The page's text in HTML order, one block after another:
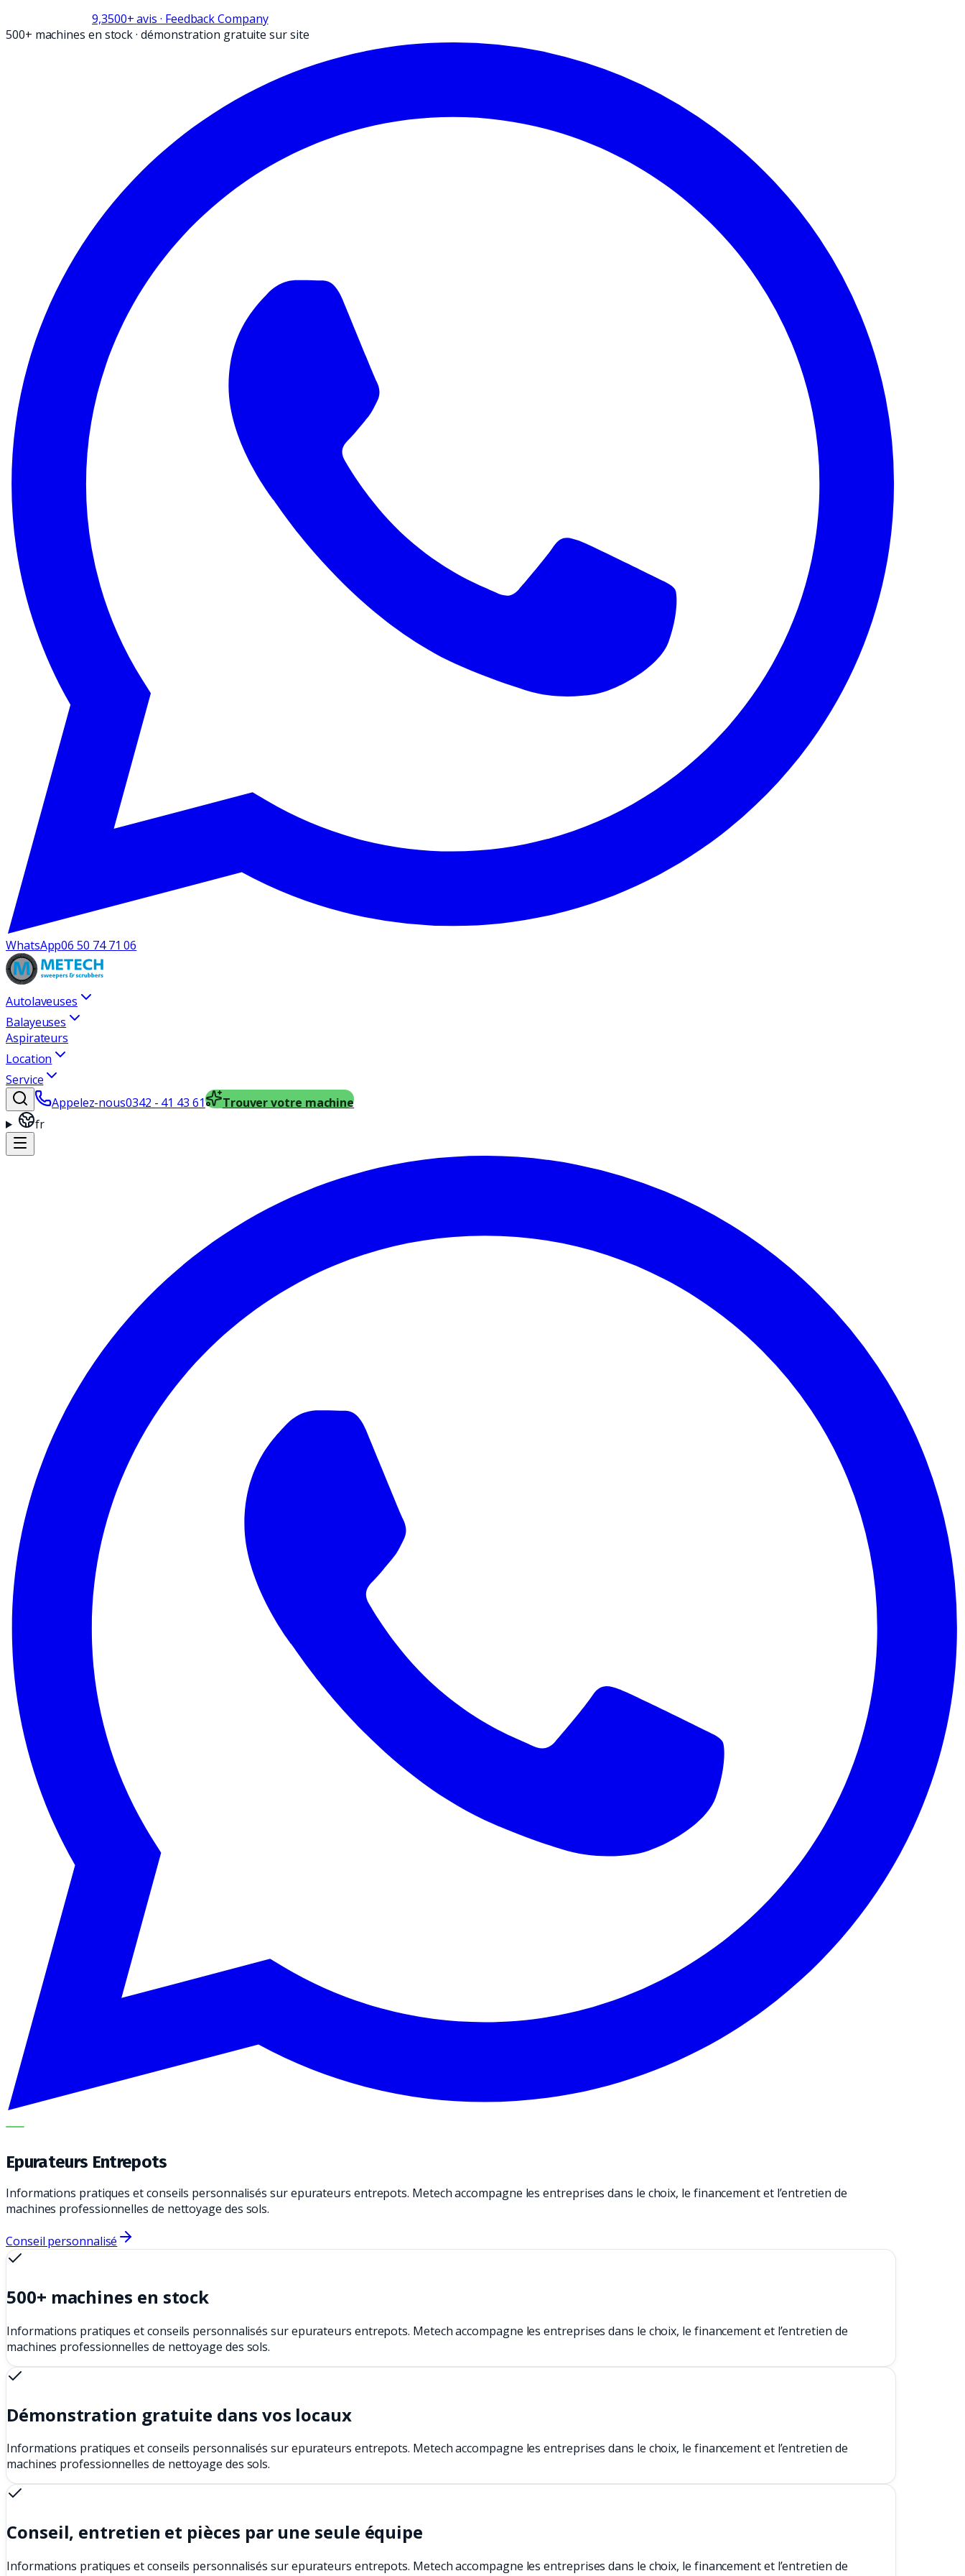
9,3500+avis · Feedback Company
500+ machines en stock·démonstration gratuite sur site
WhatsApp06 50 74 71 06
Autolaveuses
Balayeuses
Aspirateurs
Location
Service
Appelez-nous0342 - 41 43 61
Trouver votre machine
fr
METECH
Epurateurs Entrepots
Informations pratiques et conseils personnalisés sur epurateurs entrepots. Metech accompagne les entreprises dans le choix, le financement et l’entretien de
machines professionnelles de nettoyage des sols.
Conseil personnalisé
500+ machines en stock
Informations pratiques et conseils personnalisés sur epurateurs entrepots. Metech accompagne les entreprises dans le choix, le financement et l’entretien de
machines professionnelles de nettoyage des sols.
Démonstration gratuite dans vos locaux
Informations pratiques et conseils personnalisés sur epurateurs entrepots. Metech accompagne les entreprises dans le choix, le financement et l’entretien de
machines professionnelles de nettoyage des sols.
Conseil, entretien et pièces par une seule équipe
Informations pratiques et conseils personnalisés sur epurateurs entrepots. Metech accompagne les entreprises dans le choix, le financement et l’entretien de